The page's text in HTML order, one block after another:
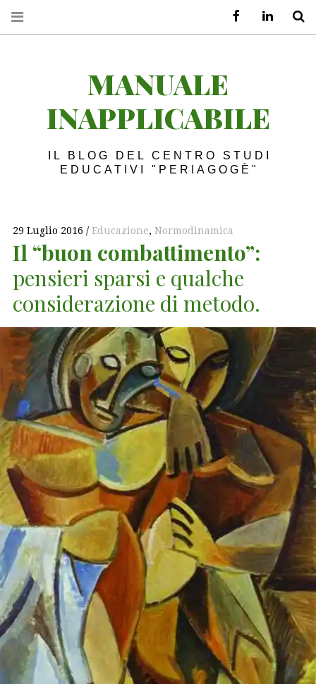
MANUALE
INAPPLICABILE
IL BLOG DEL CENTRO STUDI
EDUCATIVI "PERIAGOGÈ"
29 Luglio 2016 Educazione, Normodinamica
Il “buon combattimento”:
pensieri sparsi e qualche
considerazione di metodo.
FacebookLinkedIn